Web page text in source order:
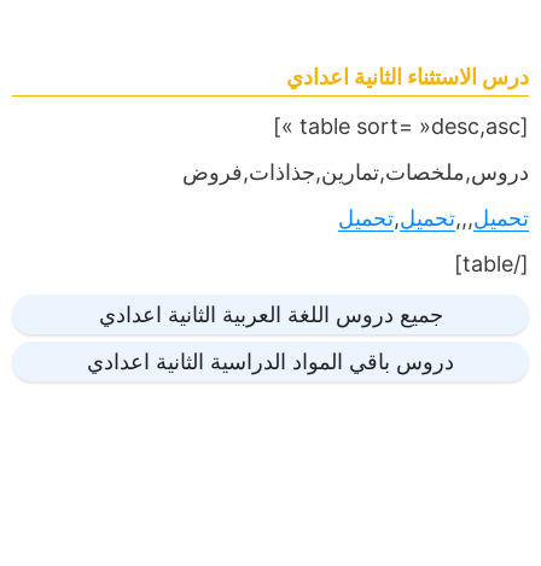
درس الاستثناء الثانية اعدادي
[table sort= »desc,asc »]
دروس,ملخصات,تمارين,جذاذات,فروض
تحميل,,,تحميل,تحميل
[/table]
جميع دروس اللغة العربية الثانية اعدادي
دروس باقي المواد الدراسية الثانية اعدادي